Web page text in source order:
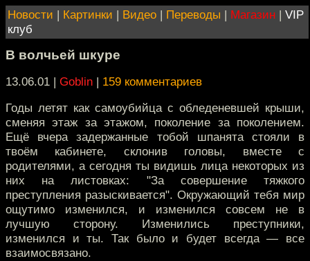
Новости | Картинки | Видео | Переводы | Магазин | VIP
клуб
В волчьей шкуре
13.06.01 | Goblin | 159 комментариев
Годы летят как самоубийца с обледеневшей крыши,
сменяя этаж за этажом, поколение за поколением.
Ещё вчера задержанные тобой шпанята стояли в
твоём кабинете, склонив головы, вместе с
родителями, а сегодня ты видишь лица некоторых из
них на листовках: "За совершение тяжкого
преступления разыскивается". Окружающий тебя мир
ощутимо изменился, и изменился совсем не в
лучшую сторону. Изменились преступники,
изменился и ты. Так было и будет всегда — все
взаимосвязано.